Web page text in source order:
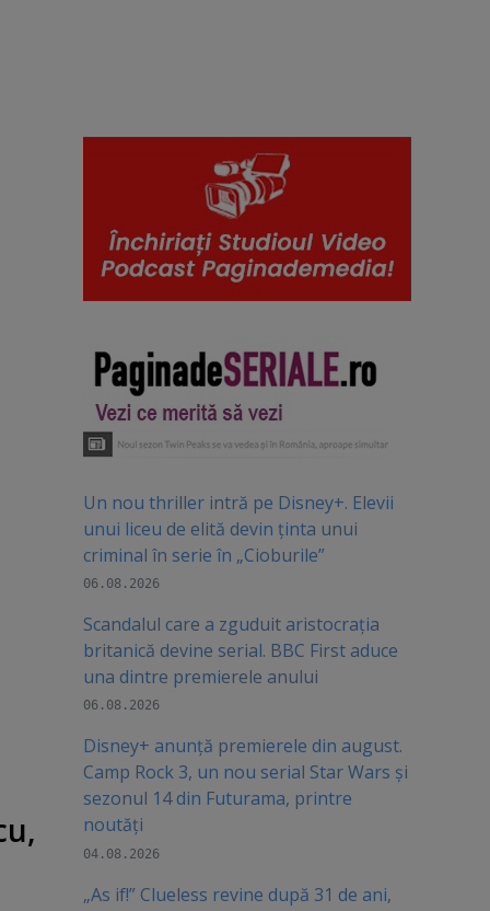
Un nou thriller intră pe Disney+. Elevii
unui liceu de elită devin ținta unui
criminal în serie în „Cioburile”
06.08.2026
Scandalul care a zguduit aristocrația
britanică devine serial. BBC First aduce
una dintre premierele anului
06.08.2026
Disney+ anunță premierele din august.
Camp Rock 3, un nou serial Star Wars și
sezonul 14 din Futurama, printre
noutăți
04.08.2026
„As if!” Clueless revine după 31 de ani,